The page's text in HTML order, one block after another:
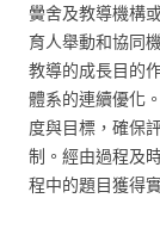
黌舍及教導機構
育人舉動和協同
教導的成長目的
體系的連續優化
度與目標，確保
制。經由過程及
程中的題目獲得